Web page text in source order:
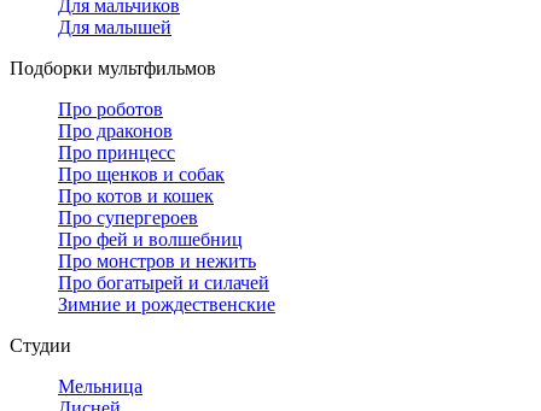
Для мальчиков
Для малышей
Подборки мультфильмов
Про роботов
Про драконов
Про принцесс
Про щенков и собак
Про котов и кошек
Про супергероев
Про фей и волшебниц
Про монстров и нежить
Про богатырей и силачей
Зимние и рождественские
Студии
Мельница